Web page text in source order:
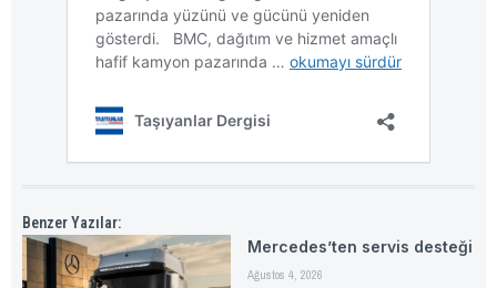
Benzer Yazılar:
Mercedes’ten servis desteği
Ağustos 4, 2026